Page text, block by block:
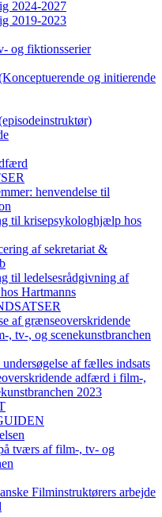
2024-2027
2019-2023
og fiktionsserier
og initierende
henvendelse til
til krisepsykologhjælp hos
af sekretariat &
til ledelsesrådgivning af
Hartmanns
af grænseoverskridende
, tv-, og scenekunstbranchen
af fælles indsats
adfærd i film-,
2023
tværs af film-, tv- og
Filminstruktørers arbejde